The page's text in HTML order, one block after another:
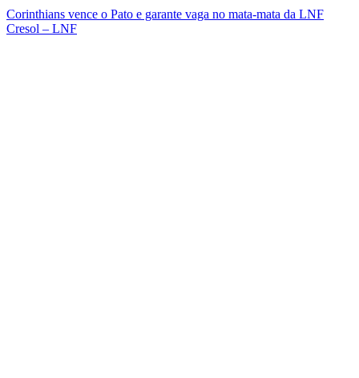
Corinthians vence o Pato e garante vaga no mata-mata da LNF
Cresol – LNF